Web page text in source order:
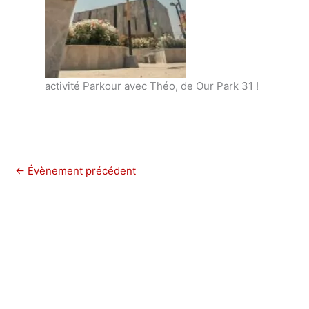
activité Parkour avec Théo, de Our Park 31 !
← Évènement précédent